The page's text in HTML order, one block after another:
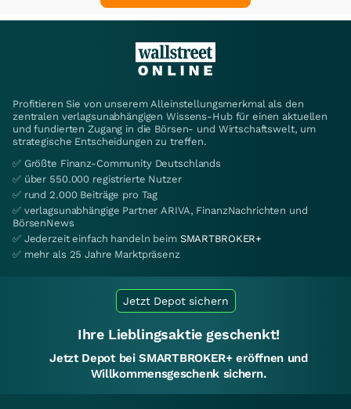
Profitieren Sie von unserem Alleinstellungsmerkmal als den
zentralen verlagsunabhängigen Wissens-Hub für einen aktuellen
und fundierten Zugang in die Börsen- und Wirtschaftswelt, um
strategische Entscheidungen zu treffen.
✅ Größte Finanz-Community Deutschlands
✅ über 550.000 registrierte Nutzer
✅ rund 2.000 Beiträge pro Tag
✅ verlagsunabhängige Partner ARIVA, FinanzNachrichten und
BörsenNews
✅ Jederzeit einfach handeln beim SMARTBROKER+
✅ mehr als 25 Jahre Marktpräsenz
Jetzt Depot sichern
Ihre Lieblingsaktie geschenkt!
Jetzt Depot bei SMARTBROKER+ eröffnen und
Willkommensgeschenk sichern.